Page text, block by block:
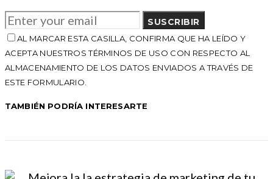
SUSCRIBIR
AL MARCAR ESTA CASILLA, CONFIRMA QUE HA LEÍDO Y
ACEPTA NUESTROS TÉRMINOS DE USO CON RESPECTO AL
ALMACENAMIENTO DE LOS DATOS ENVIADOS A TRAVÉS DE
ESTE FORMULARIO.
TAMBIÉN PODRÍA INTERESARTE